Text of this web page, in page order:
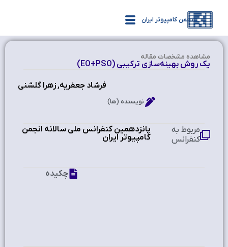
انجمن کامپیوتر ایران
مشاهده‌ مشخصات مقاله
یک روش بهینه‌سازی ترکیبی (EO+PSO)
فرشاد جعفریه, زهرا گلشنی
نویسنده (ها)
پانزدهمین کنفرانس ملی سالانه انجمن
کامپیوتر ایران
مربوط به
کنفرانس
چکیده